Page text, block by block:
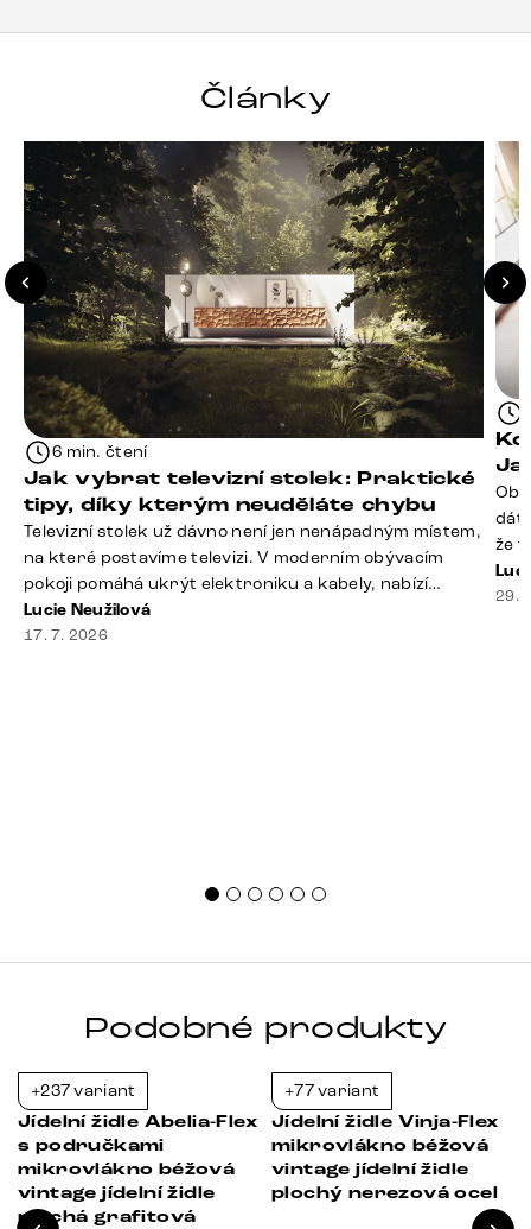
Články
6 min. čtení
Jak vybrat televizní stolek: Praktické
tipy, díky kterým neuděláte chybu
Televizní stolek už dávno není jen nenápadným místem,
na které postavíme televizi. V moderním obývacím
pokoji pomáhá ukrýt elektroniku a kabely, nabízí
praktický úložný prostor a často se stává výraznou
součástí celého interiéru. Při jeho výběru proto
Lucie Neužilová
17. 7. 2026
že
29.
Podobné produkty
+237 variant
Jídelní židle Abelia-Flex
s područkami
mikrovlákno béžová
vintage jídelní židle
plochá grafitová
+77 variant
Jídelní židle Vinja-Flex
mikrovlákno béžová
vintage jídelní židle
plochý nerezová ocel